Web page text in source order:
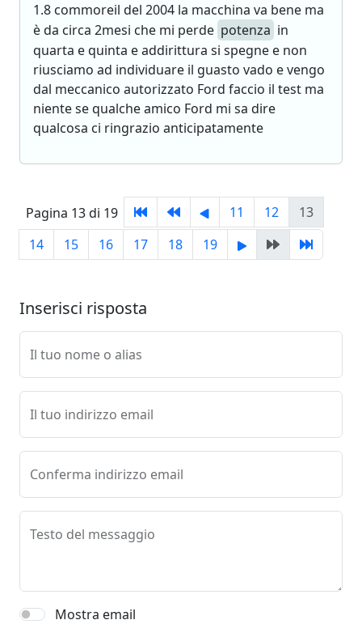
1.8 commoreil del 2004 la macchina va bene ma
è da circa 2mesi che mi perde potenza in
quarta e quinta e addirittura si spegne e non
riusciamo ad individuare il guasto vado e vengo
dal meccanico autorizzato Ford faccio il test ma
niente se qualche amico Ford mi sa dire
qualcosa ci ringrazio anticipatamente
Pagina 13 di 19 11 12
13
14
15 16 17 18 19
Inserisci risposta
Il tuo nome o alias
Il tuo indirizzo email
Conferma indirizzo email
Testo del messaggio
Mostra email